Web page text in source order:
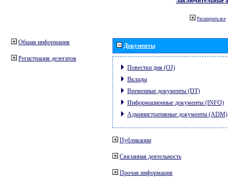
Расширить все
Общая информация
Регистрация делегатов
Документы
Повестки дня (OJ)
Вклады
Временные документы (DT)
Информационные документы (INFO)
Административные документы (ADM)
Публикации
Связанная деятельность
Прочая информация